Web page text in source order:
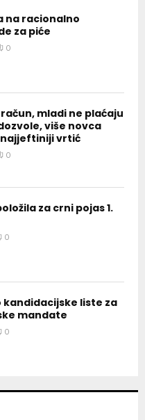
na racionalno
za piće
0
mladi ne plaćaju
više novca
vrtić
0
za crni pojas 1.
0
kandidacijske liste za
mandate
0